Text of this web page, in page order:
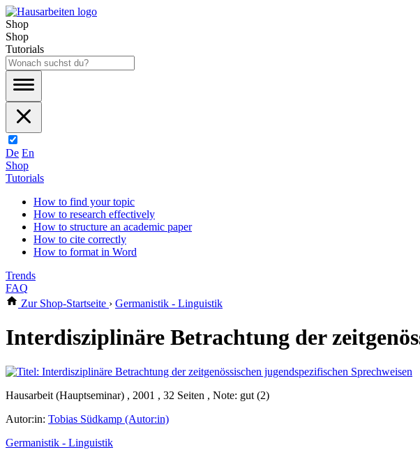
Shop
Shop
Tutorials
De En
Shop
Tutorials
How to find your topic
How to research effectively
How to structure an academic paper
How to cite correctly
How to format in Word
Trends
FAQ
Zur Shop-Startseite › Germanistik - Linguistik
Interdisziplinäre Betrachtung der
Hausarbeit (Hauptseminar) , 2001 , 32 Seiten , Note: gut (2)
Autor:in: Tobias Südkamp (Autor:in)
Germanistik - Linguistik